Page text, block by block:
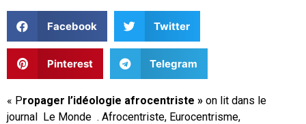
Facebook Twitter
Pinterest Telegram
« Propager l’idéologie afrocentriste » on lit dans le
journal Le Monde . Afrocentriste, Eurocentrisme,